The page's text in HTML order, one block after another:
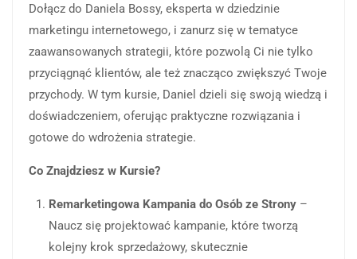
Dołącz do Daniela Bossy, eksperta w dziedzinie
marketingu internetowego, i zanurz się w tematyce
zaawansowanych strategii, które pozwolą Ci nie tylko
przyciągnąć klientów, ale też znacząco zwiększyć Twoje
przychody. W tym kursie, Daniel dzieli się swoją wiedzą i
doświadczeniem, oferując praktyczne rozwiązania i
gotowe do wdrożenia strategie.
Co Znajdziesz w Kursie?
Remarketingowa Kampania do Osób ze Strony –
Naucz się projektować kampanie, które tworzą
kolejny krok sprzedażowy, skutecznie